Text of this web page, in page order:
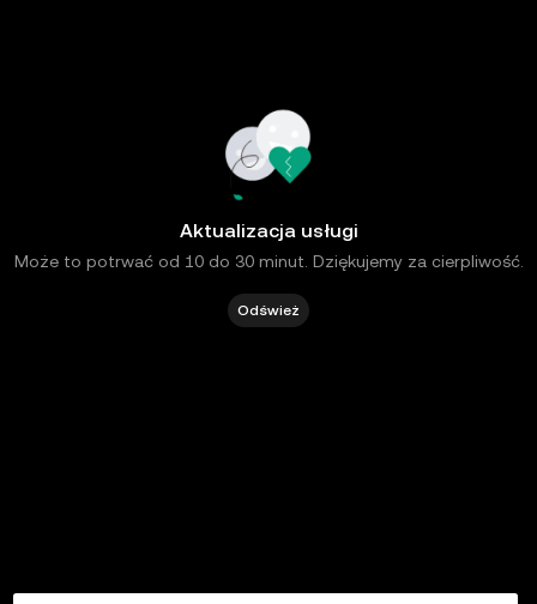
Aktualizacja usługi
Może to potrwać od 10 do 30 minut. Dziękujemy za cierpliwość.
Odśwież